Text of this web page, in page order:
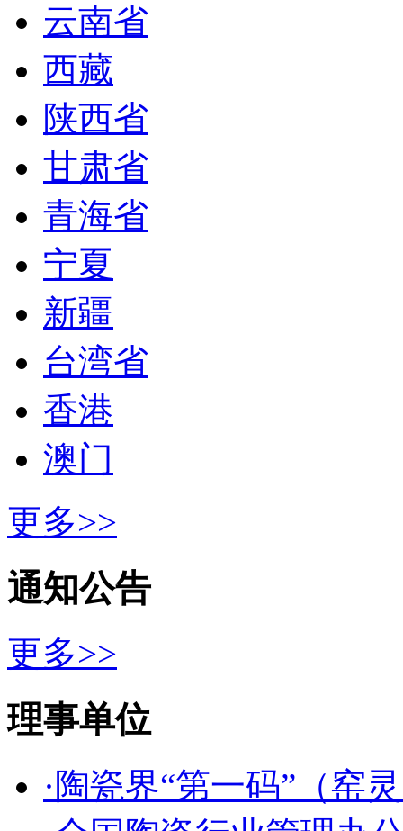
云南省
西藏
陕西省
甘肃省
青海省
宁夏
新疆
台湾省
香港
澳门
更多>>
通知公告
更多>>
理事单位
·陶瓷界“第一码”（窑